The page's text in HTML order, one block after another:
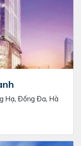
Hạ, Đống Đa, Hà